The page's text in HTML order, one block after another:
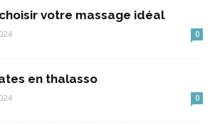
votre massage idéal
0
en thalasso
0